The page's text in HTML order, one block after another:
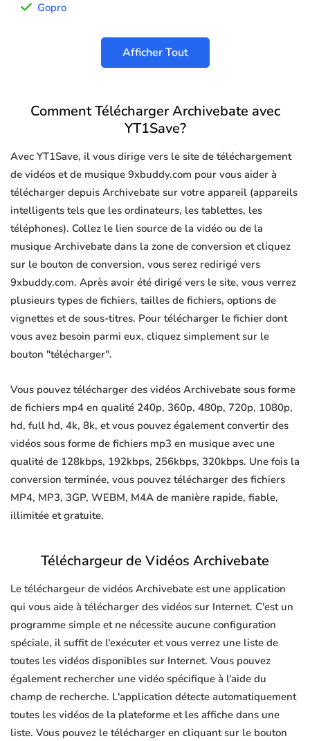
Gopro
Afficher Tout
Comment Télécharger Archivebate avec
YT1Save?
Avec YT1Save, il vous dirige vers le site de téléchargement
de vidéos et de musique 9xbuddy.com pour vous aider à
télécharger depuis Archivebate sur votre appareil (appareils
intelligents tels que les ordinateurs, les tablettes, les
téléphones). Collez le lien source de la vidéo ou de la
musique Archivebate dans la zone de conversion et cliquez
sur le bouton de conversion, vous serez redirigé vers
9xbuddy.com. Après avoir été dirigé vers le site, vous verrez
plusieurs types de fichiers, tailles de fichiers, options de
vignettes et de sous-titres. Pour télécharger le fichier dont
vous avez besoin parmi eux, cliquez simplement sur le
bouton "télécharger".
Vous pouvez télécharger des vidéos Archivebate sous forme
de fichiers mp4 en qualité 240p, 360p, 480p, 720p, 1080p,
hd, full hd, 4k, 8k, et vous pouvez également convertir des
vidéos sous forme de fichiers mp3 en musique avec une
qualité de 128kbps, 192kbps, 256kbps, 320kbps. Une fois la
conversion terminée, vous pouvez télécharger des fichiers
MP4, MP3, 3GP, WEBM, M4A de manière rapide, fiable,
illimitée et gratuite.
Téléchargeur de Vidéos Archivebate
Le téléchargeur de vidéos Archivebate est une application
qui vous aide à télécharger des vidéos sur Internet. C'est un
programme simple et ne nécessite aucune configuration
spéciale, il suffit de l'exécuter et vous verrez une liste de
toutes les vidéos disponibles sur Internet. Vous pouvez
également rechercher une vidéo spécifique à l'aide du
champ de recherche. L'application détecte automatiquement
toutes les vidéos de la plateforme et les affiche dans une
liste. Vous pouvez le télécharger en cliquant sur le bouton